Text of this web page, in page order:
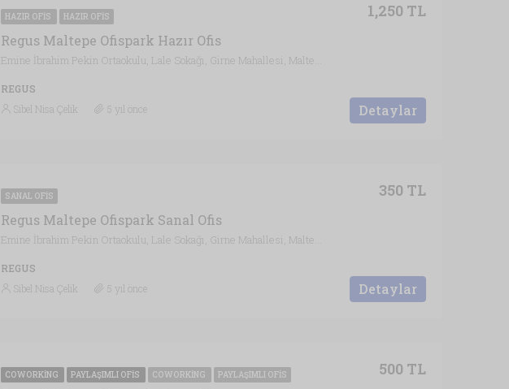
HAZIR OFIS HAZIR OFIS
Regus Maltepe Ofispark Hazır Ofis
1,250 TL
REGUS
Detaylar
Sibel Nisa Çelik 5 yıl önce
SANAL OFIS
Regus Maltepe Ofispark Sanal Ofis
350 TL
REGUS
Detaylar
Sibel Nisa Çelik 5 yıl önce
COWORKING PAYLAŞIMLI OFIS COWORKING PAYLAŞIMLI OFIS 500 TL